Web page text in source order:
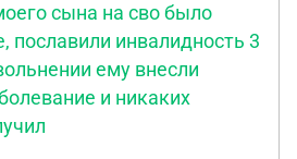
сына на сво было
пославили инвалидность 3
ему внесли
и никаких